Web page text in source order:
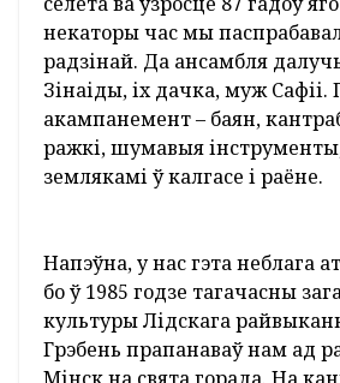
- Усё пачалося з Бердаўкі і
- успамінае мой суразмоўца.
некаторы час мы пераязджалі
мясцовым Доме культуры, я
каханне - пазнаёміўся з
Інэсай, якая прыехала на
была лёсавызначальнай: абодва
Бердаўку, якая на той час
мястэчкам, там атрымалі
Напачатку васьмідзесятых,